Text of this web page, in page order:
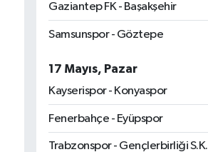
Gaziantep FK - Başakşehir
Samsunspor - Göztepe
17 Mayıs, Pazar
Kayserispor - Konyaspor
Fenerbahçe - Eyüpspor
Trabzonspor - Gençlerbirliği S.K.